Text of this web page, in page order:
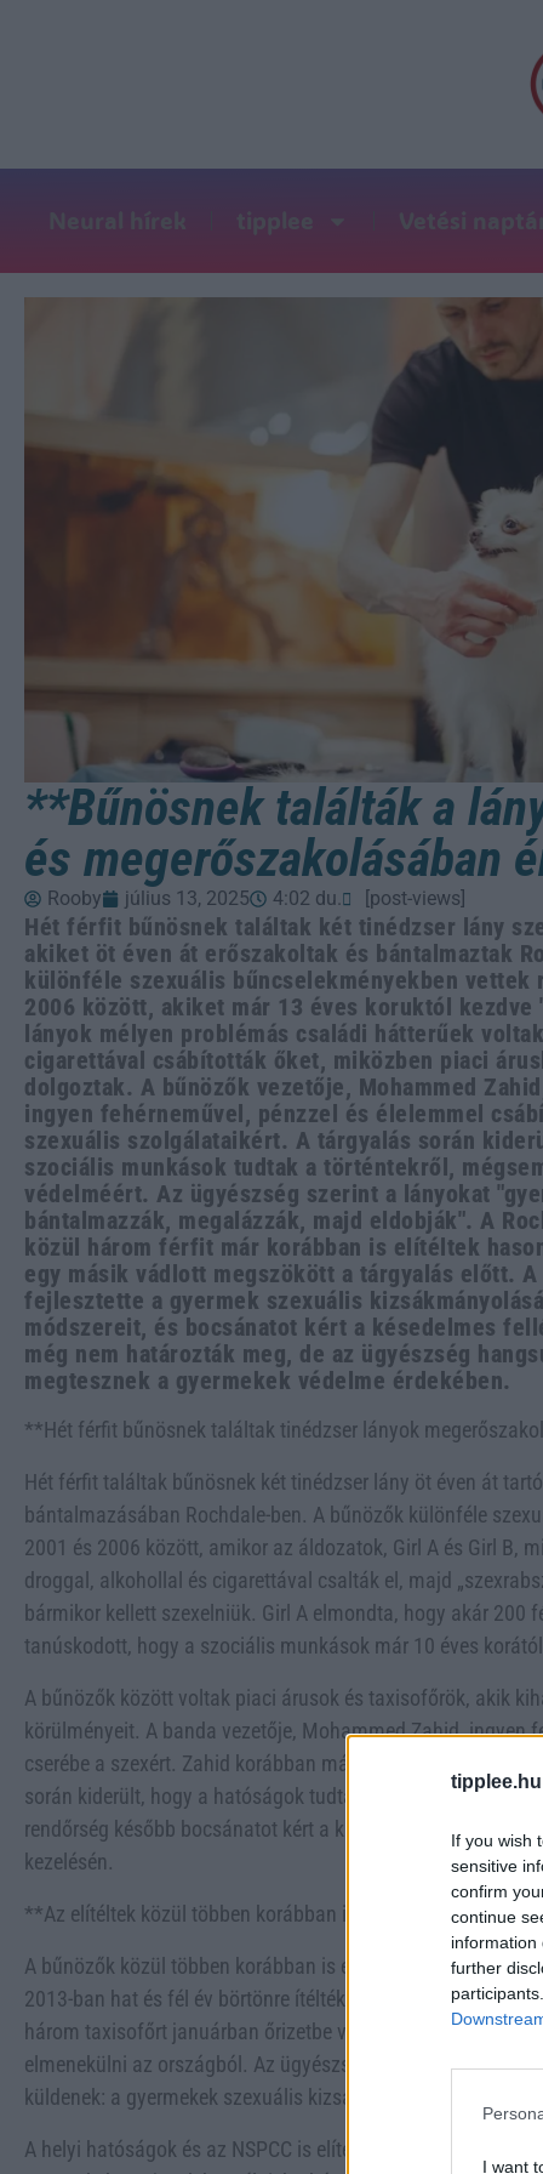
If you wish
sensitive
confirm
continue
information
further
I want
Neural hírek tipplee Vetési
**Bűnösnek találták a
és megerőszakolásában
Rooby július 13, 2025 4:02 du. [post-views]
Hét férfit bűnösnek találtak két tinédzser lány
akiket öt éven át erőszakoltak és bántalmaztak
különféle szexuális bűncselekményekben vettek
2006 között, akiket már 13 éves koruktól kezdve
lányok mélyen problémás családi hátterűek
cigarettával csábították őket, miközben piaci
dolgoztak. A bűnözők vezetője, Mohammed
ingyen fehérneművel, pénzzel és élelemmel
szexuális szolgálataikért. A tárgyalás során
szociális munkások tudtak a történtekről,
védelméért. Az ügyészség szerint a lányokat
bántalmazzák, megalázzák, majd eldobják". A
közül három férfit már korábban is elítéltek
egy másik vádlott megszökött a tárgyalás előtt.
fejlesztette a gyermek szexuális
módszereit, és bocsánatot kért a késedelmes
még nem határozták meg, de az ügyészség
megtesznek a gyermekek védelme érdekében.
**Hét férfit bűnösnek találtak tinédzser lányok
Hét férfit találtak bűnösnek két tinédzser lány öt éven át
bántalmazásában Rochdale-ben. A bűnözők különféle
2001 és 2006 között, amikor az áldozatok, Girl A és Girl B,
droggal, alkohollal és cigarettával csalták el, majd
bármikor kellett szexelniük. Girl A elmondta, hogy akár 200
tanúskodott, hogy a szociális munkások már 10 éves
A bűnözők között voltak piaci árusok és taxisofőrök, akik
körülményeit. A banda vezetője, Mohammed Zahid, ingyen
cserébe a szexért. Zahid korábban már elítélték egy másik,
során kiderült, hogy a hatóságok tudtak a történtekről, de
rendőrség később bocsánatot kért a kudarcért, és
kezelésén.
**Az elítéltek közül többen korábban is bűnözők voltak**
A bűnözők közül többen korábban is elítéltek lettek hasonló
2013-ban hat és fél év börtönre ítélték egy másik kislány
három taxisofőrt januárban őrizetbe vettek, mivel
elmenekülni az országból. Az ügyészség hangsúlyozta,
küldenek: a gyermekek szexuális kizsákmányolását
A helyi hatóságok és az NSPCC is elítélte a